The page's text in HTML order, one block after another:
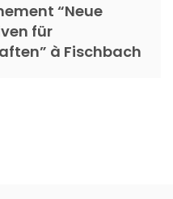
“Neue
für
à Fischbach